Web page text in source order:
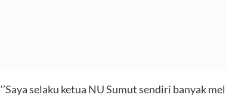
‘’Saya selaku ketua NU Sumut sendiri banyak